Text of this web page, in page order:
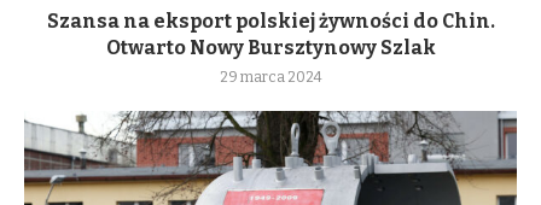
Szansa na eksport polskiej żywności do Chin.
Otwarto Nowy Bursztynowy Szlak
29 marca 2024